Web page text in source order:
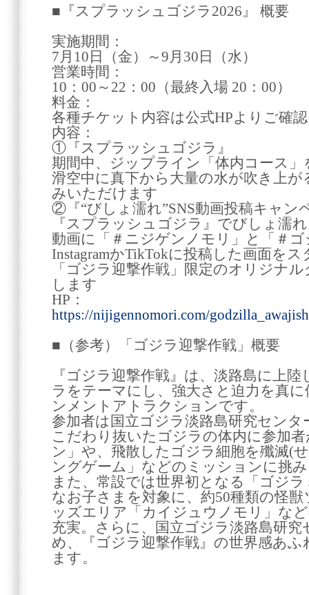
■『スプラッシュゴジラ2026』 概要
実施期間：
7月10日（金）～9月30日（水）
営業時間：
10：00～22：00（最終入場 20：00）
料金：
各種チケット内容は公式HPよりご確
内容：
①『スプラッシュゴジラ』
期間中、ジップライン「体内コース
滑空中に真下から大量の水が吹き上
みいただけます
②『“びしょ濡れ”SNS動画投稿キャン
『スプラッシュゴジラ』でびしょ濡
動画に「＃ニジゲンノモリ」と「＃
InstagramかTikTokに投稿した画面を
「ゴジラ迎撃作戦」限定のオリジナ
します
HP：
https://nijigennomori.com/
■（参考）「ゴジラ迎撃作戦」概要
『ゴジラ迎撃作戦』は、淡路島に上
ラをテーマにし、強大さと迫力を真
ンメントアトラクションです。
参加者は国立ゴジラ淡路島研究セン
こだわり抜いたゴジラの体内に参加
ン」や、飛散したゴジラ細胞を殲滅(
ングゲーム」などのミッションに挑
また、常設では世界初となる「ゴジ
なお子さまを対象に、約50種類の怪
ッズエリア「カイジュウノモリ」な
充実。さらに、国立ゴジラ淡路島研
め、『ゴジラ迎撃作戦』の世界感あ
ます。